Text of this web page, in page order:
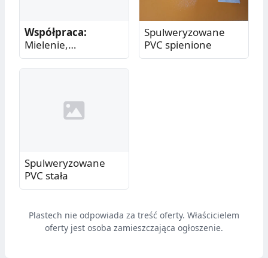
Współpraca:
Mielenie,
pulweryzacja,
granulacja tworzyw
Spulweryzowane
PVC spienione
Spulweryzowane
PVC stała
Plastech nie odpowiada za treść oferty. Właścicielem
oferty jest osoba zamieszczająca ogłoszenie.